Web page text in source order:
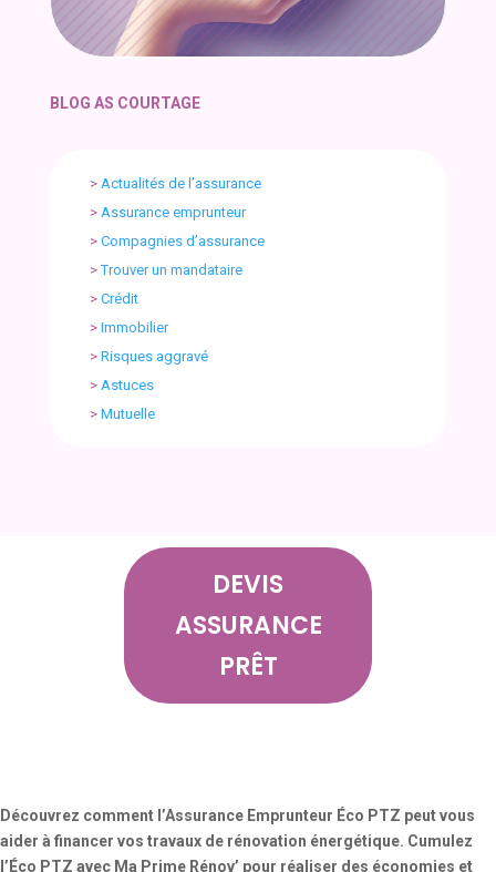
BLOG AS COURTAGE
> Actualités de l’assurance
> Assurance emprunteur
> Compagnies d’assurance
>Trouver un mandataire
> Crédit
> Immobilier
> Risques aggravé
> Astuces
> Mutuelle
DEVIS
ASSURANCE
PRÊT
Découvrez comment l’Assurance Emprunteur Éco PTZ peut vous
aider à financer vos travaux de rénovation énergétique. Cumulez
l’Éco PTZ avec Ma Prime Rénov’ pour réaliser des économies et